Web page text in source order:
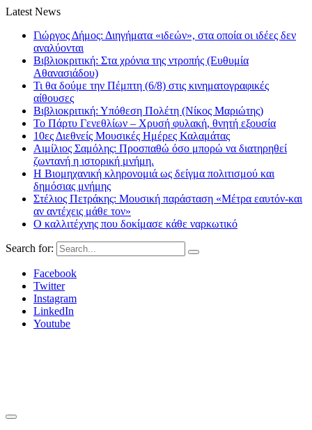
Latest News
Γιώργος Δήμος: Διηγήματα «ιδεών», στα οποία οι ιδέες δεν
αναλύονται
Βιβλιοκριτική: Στα χρόνια της ντροπής (Ευθυμία
Αθανασιάδου)
Τι θα δούμε την Πέμπτη (6/8) στις κινηματογραφικές
αίθουσες
Βιβλιοκριτική: Υπόθεση Πολέτη (Νίκος Μαριώτης)
Το Πάρτυ Γενεθλίων – Χρυσή φυλακή, θνητή εξουσία
10ες Διεθνείς Μουσικές Ημέρες Καλαμάτας
Αιμίλιος Σαμόλης: Προσπαθώ όσο μπορώ να διατηρηθεί
ζωντανή η ιστορική μνήμη.
Η Βιομηχανική κληρονομιά ως δείγμα πολιτισμού και
δημόσιας μνήμης
Στέλιος Πετράκης: Μουσική παράσταση «Μέτρα εαυτόν-και
αν αντέχεις μάθε τον»
Ο καλλιτέχνης που δοκίμασε κάθε ναρκωτικό
Search for:
Facebook
Twitter
Instagram
LinkedIn
Youtube